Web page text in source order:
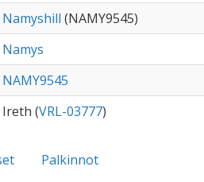
Namyshill (NAMY9545)
Namys
NAMY9545
Ireth (VRL-03777)
Palkinnot